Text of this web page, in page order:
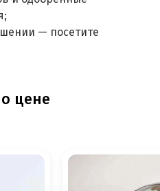
— посетите
цене